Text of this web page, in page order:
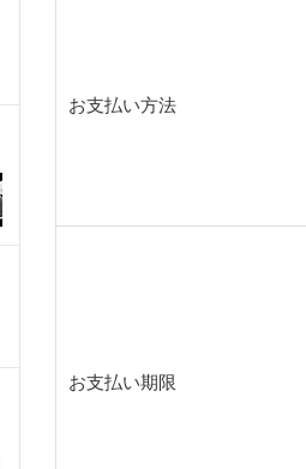
お支払い方法
お支払い期限